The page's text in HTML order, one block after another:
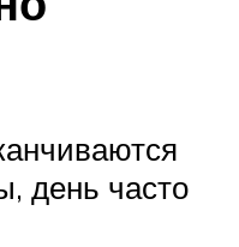
день часто